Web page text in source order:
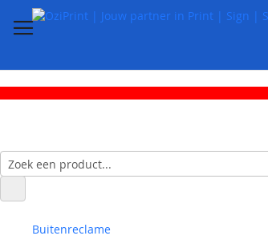
Buitenreclame